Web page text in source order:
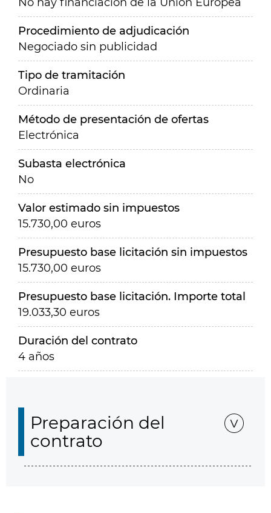
Procedimiento de adjudicación
Negociado sin publicidad
Tipo de tramitación
Ordinaria
Método de presentación de ofertas
Electrónica
Subasta electrónica
No
Valor estimado sin impuestos
15.730,00 euros
Presupuesto base licitación sin impuestos
15.730,00 euros
Presupuesto base licitación. Importe total
19.033,30 euros
Duración del contrato
4 años
Preparación del
contrato